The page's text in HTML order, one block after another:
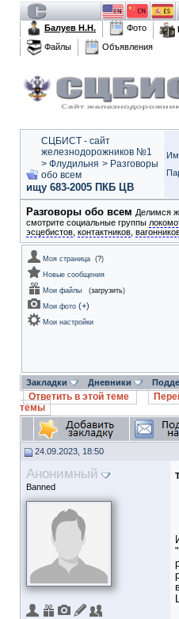
Балуев Н.Н.
Фото
Файлы
Объявления
СЦБИСТ - сайт
железнодорожников №1
> Флудильня > Разговоры
обо всем
ищу 683-2005 ПКБ ЦВ
Разговоры обо всем Делимся
смотрите социальные группы
эсцебистов контактников
Моя страница (?)
Новые сообщения
Мои файлы
(загрузить)
Мои фото (+)
Мои настройки
Закладки Дневники
Ответить в этой теме
темы
24.09.2023, 18:50
Анонимный
Banned